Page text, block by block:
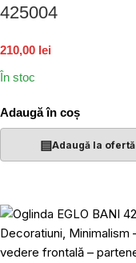
425004
210,00 lei
În stoc
Adaugă în coș
▤Adaugă la ofertă